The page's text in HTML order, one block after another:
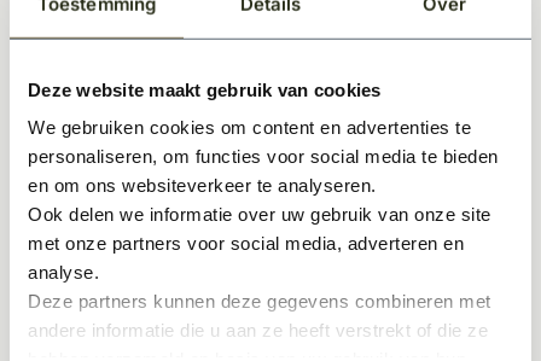
Deze website maakt gebruik van cookies
We gebruiken cookies om content en advertenties te
personaliseren, om functies voor social media te bieden
en om ons websiteverkeer te analyseren.
Ook delen we informatie over uw gebruik van onze site
met onze partners voor social media, adverteren en
analyse.
Deze partners kunnen deze gegevens combineren met
andere informatie die u aan ze heeft verstrekt of die ze
Eigenschappen Dauby decoratief beslag:
• In meerdere kleuren en varianten leverbaar
• Sfeervol en karakteristieke uitstraling
• Onderhoudsvriendelijk materiaal
Specificaties